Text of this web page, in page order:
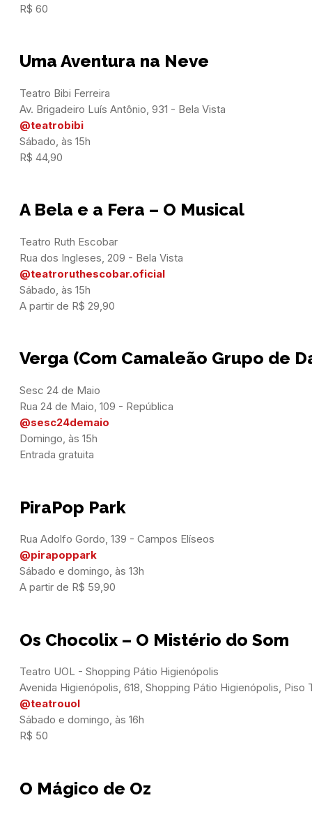
R$ 60
Uma Aventura na Neve
Teatro Bibi Ferreira
@teatrobibi
Sábado, às 15h
R$ 44,90
A Bela e a Fera – O Musical
Teatro Ruth Escobar
@teatroruthescobar.oficial
Sábado, às 15h
A partir de R$ 29,90
Verga (Com Camaleão Grupo de
Sesc 24 de Maio
@sesc24demaio
Domingo, às 15h
Entrada gratuita
PiraPop Park
@pirapoppark
Sábado e domingo, às 13h
A partir de R$ 59,90
Os Chocolix – O Mistério do Som
Teatro UOL - Shopping Pátio Higienópolis
@teatrouol
Sábado e domingo, às 16h
R$ 50
O Mágico de Oz